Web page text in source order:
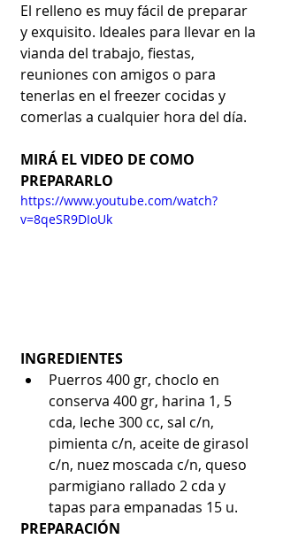
El relleno es muy fácil de preparar
y exquisito. Ideales para llevar en la
vianda del trabajo, fiestas,
reuniones con amigos o para
tenerlas en el freezer cocidas y
comerlas a cualquier hora del día.
MIRÁ EL VIDEO DE COMO
PREPARARLO
https://www.youtube.com/watch?
v=8qeSR9DIoUk
INGREDIENTES
Puerros 400 gr, choclo en
conserva 400 gr, harina 1, 5
cda, leche 300 cc, sal c/n,
pimienta c/n, aceite de girasol
c/n, nuez moscada c/n, queso
parmigiano rallado 2 cda y
tapas para empanadas 15 u.
PREPARACIÓN